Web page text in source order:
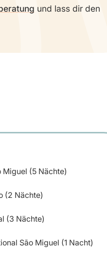
und lass dir den
Miguel (5 Nächte)
(2 Nächte)
(3 Nächte)
São Miguel (1 Nacht)